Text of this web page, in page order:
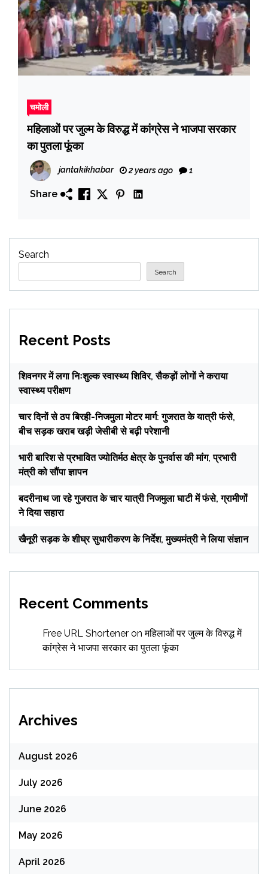
चमोली
महिलाओं पर जुल्म के विरुद्ध में कांग्रेस ने भाजपा सरकार
का पुतला फूंका
jantakikhabar 2 years ago 1
Share
Search
Search
Recent Posts
शिवनगर में लगा निःशुल्क स्वास्थ्य शिविर, सैकड़ों लोगों ने कराया
स्वास्थ्य परीक्षण
चार दिनों से ठप बिरही-निजमुला मोटर मार्ग: गुजरात के यात्री फंसे,
बीच सड़क खराब खड़ी जेसीबी से बढ़ी परेशानी
भारी बारिश से प्रभावित ज्योतिर्मठ क्षेत्र के पुनर्वास की मांग, प्रभारी
मंत्री को सौंपा ज्ञापन
बदरीनाथ जा रहे गुजरात के चार यात्री निजमुला घाटी में फंसे, ग्रामीणों
ने दिया सहारा
खैनूरी सड़क के शीघ्र सुधारीकरण के निर्देश, मुख्यमंत्री ने लिया संज्ञान
Recent Comments
Free URL Shortener onमहिलाओं पर जुल्म के विरुद्ध में
कांग्रेस ने भाजपा सरकार का पुतला फूंका
Archives
August 2026
July 2026
June 2026
May 2026
April 2026